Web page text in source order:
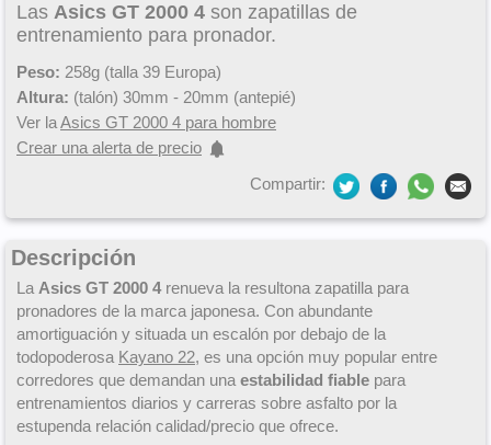
Las Asics GT 2000 4 son zapatillas de
entrenamiento para pronador.
Peso: 258g (talla 39 Europa)
Altura: (talón) 30mm - 20mm (antepié)
Ver laAsics GT 2000 4 para hombre
Crear una alerta de precio
Compartir:
Descripción
La Asics GT 2000 4renueva la resultona zapatilla para
pronadores de la marca japonesa. Con abundante
amortiguación y situada un escalón por debajo de la
todopoderosa Kayano 22, es una opción muy popular entre
corredores que demandan una estabilidad fiable para
entrenamientos diarios y carreras sobre asfalto por la
estupenda relación calidad/precio que ofrece.